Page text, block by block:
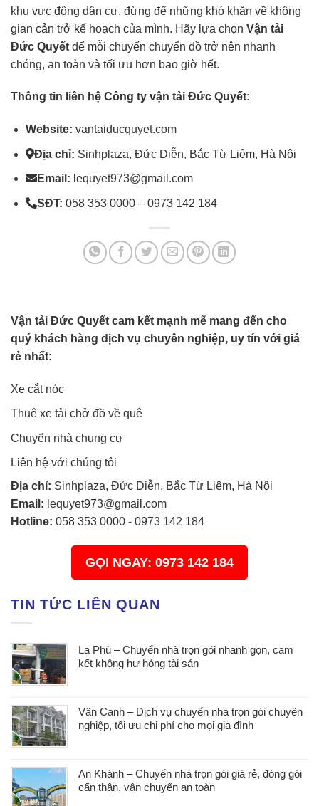
khu vực đông dân cư, đừng để những khó khăn về không
gian cản trở kế hoạch của mình. Hãy lựa chọn Vận tải
Đức Quyết để mỗi chuyến chuyển đồ trở nên nhanh
chóng, an toàn và tối ưu hơn bao giờ hết.
Thông tin liên hệ Công ty vận tải Đức Quyết:
Website: vantaiducquyet.com
Địa chỉ: Sinhplaza, Đức Diễn, Bắc Từ Liêm, Hà Nội
Email: lequyet973@gmail.com
SĐT: 058 353 0000 – 0973 142 184
Vận tải Đức Quyết cam kết mạnh mẽ mang đến cho
quý khách hàng dịch vụ chuyên nghiệp, uy tín với giá
rẻ nhất:
Xe cắt nóc
Thuê xe tải chở đồ về quê
Chuyển nhà chung cư
Liên hệ với chúng tôi
Địa chỉ: Sinhplaza, Đức Diễn, Bắc Từ Liêm, Hà Nội
Email: lequyet973@gmail.com
Hotline: 058 353 0000 - 0973 142 184
GỌI NGAY: 0973 142 184
TIN TỨC LIÊN QUAN
La Phù – Chuyển nhà trọn gói nhanh gọn, cam
kết không hư hỏng tài sản
Vân Canh – Dịch vụ chuyển nhà trọn gói chuyên
nghiệp, tối ưu chi phí cho mọi gia đình
An Khánh – Chuyển nhà trọn gói giá rẻ, đóng gói
cẩn thận, vận chuyển an toàn